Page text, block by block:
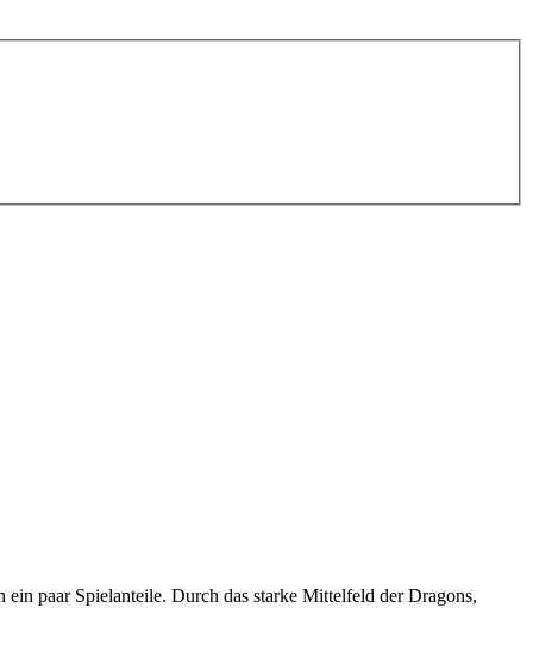
paar Spielanteile. Durch das starke Mittelfeld der Dragons,